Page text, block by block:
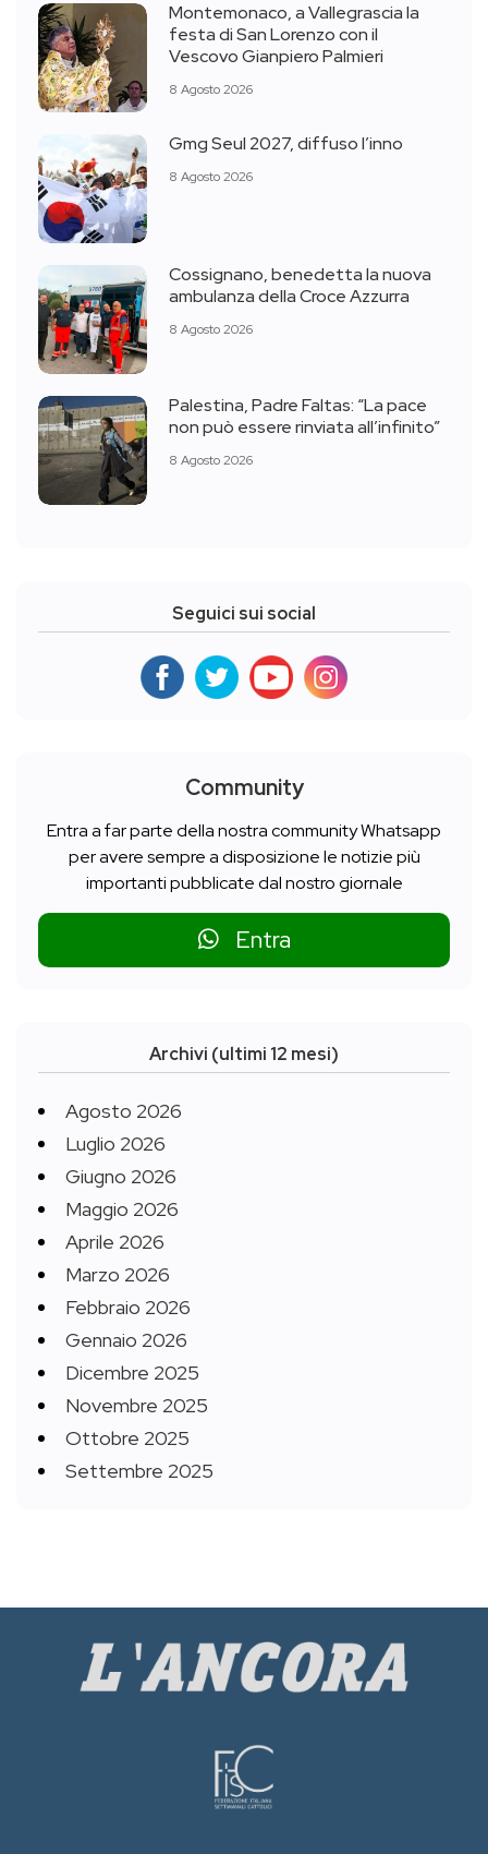
Montemonaco, a Vallegrascia la
festa di San Lorenzo con il
Vescovo Gianpiero Palmieri
8 Agosto 2026
Gmg Seul 2027, diffuso l’inno
8 Agosto 2026
Cossignano, benedetta la nuova
ambulanza della Croce Azzurra
8 Agosto 2026
Palestina, Padre Faltas: “La pace
non può essere rinviata all’infinito”
8 Agosto 2026
Seguici sui social
Community
Entra a far parte della nostra community Whatsapp
per avere sempre a disposizione le notizie più
importanti pubblicate dal nostro giornale
Entra
Archivi (ultimi 12 mesi)
Agosto 2026
Luglio 2026
Giugno 2026
Maggio 2026
Aprile 2026
Marzo 2026
Febbraio 2026
Gennaio 2026
Dicembre 2025
Novembre 2025
Ottobre 2025
Settembre 2025